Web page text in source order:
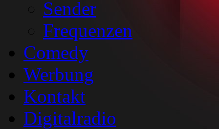
Sender
Frequenzen
Comedy
Werbung
Kontakt
Digitalradio